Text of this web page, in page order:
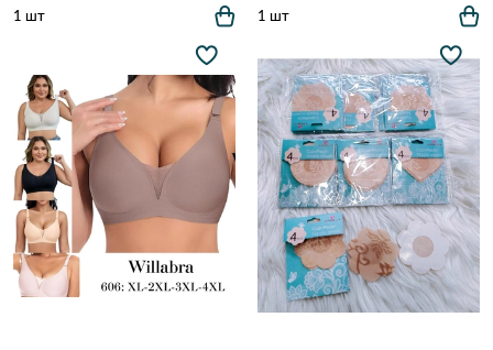
1 шт 1 шт